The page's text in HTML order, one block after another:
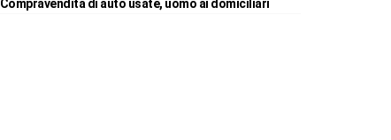
Compravendita di auto usate, uomo ai domiciliari